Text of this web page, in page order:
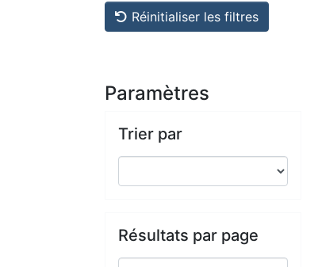
Réinitialiser les filtres
Paramètres
Trier par
Résultats par page